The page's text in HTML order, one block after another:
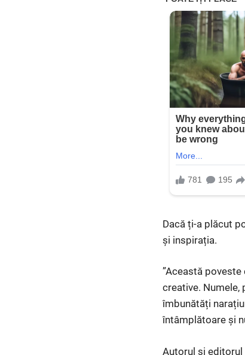
Dacă ți-a plăcut
și inspirația.
”Această
creative.
îmbunătăți
întâmplătoare și
Autorul și